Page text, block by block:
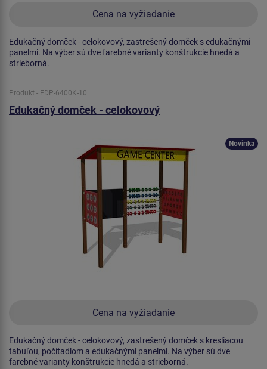
Cena na vyžiadanie
Edukačný domček - celokovový, zastrešený domček s edukačnými
panelmi. Na výber sú dve farebné varianty konštrukcie hnedá a
strieborná.
Produkt - EDP-6400K-10
Edukačný domček - celokovový
Cena na vyžiadanie
Novinka
Edukačný domček - celokovový, zastrešený domček s kresliacou
tabuľou, počítadlom a edukačnými panelmi. Na výber sú dve
farebné varianty konštrukcie hnedá a strieborná.